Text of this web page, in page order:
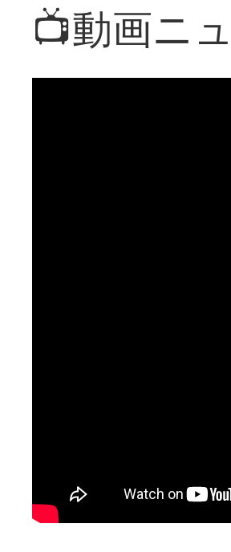
📺動画ニ